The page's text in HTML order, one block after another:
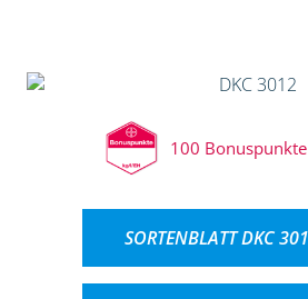
100
SORTENBLATT DKC